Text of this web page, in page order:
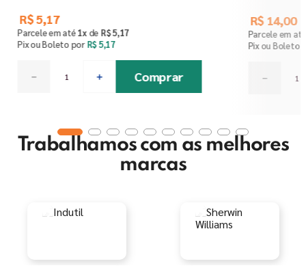
R$5,17
Parcele em até1x de R$5,17
Pix ou Boleto porR$5,17
＋
－ Comprar
R$14,00
Parcele em
Pix ou Boleto
－
Trabalhamos com as melhores
marcas